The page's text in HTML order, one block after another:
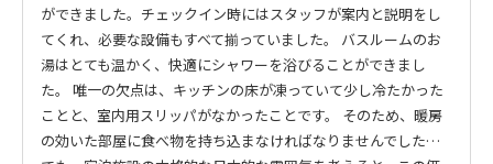
ができました。チェックイン時にはスタッフが案内と説明をし
てくれ、必要な設備もすべて揃っていました。 バスルームのお
湯はとても温かく、快適にシャワーを浴びることができまし
た。 唯一の欠点は、キッチンの床が凍っていて少し冷たかった
ことと、室内用スリッパがなかったことです。 そのため、暖房
の効いた部屋に食べ物を持ち込まなければなりませんでした…